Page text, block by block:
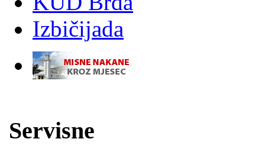
Izbičijada
Servisne